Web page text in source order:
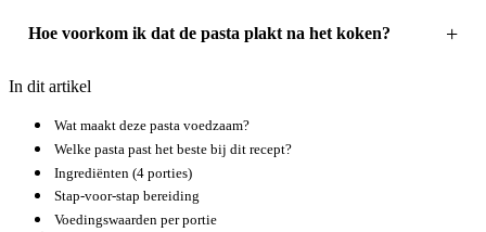
Hoe voorkom ik dat de pasta plakt na het koken?
In dit artikel
Wat maakt deze pasta voedzaam?
Welke pasta past het beste bij dit recept?
Ingrediënten (4 porties)
Stap-voor-stap bereiding
Voedingswaarden per portie